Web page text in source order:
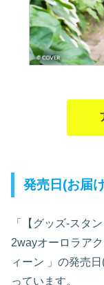
発売日(お届
「【グッズ-スタ
2wayオーロラア
ィーン 」の発売日
っています。